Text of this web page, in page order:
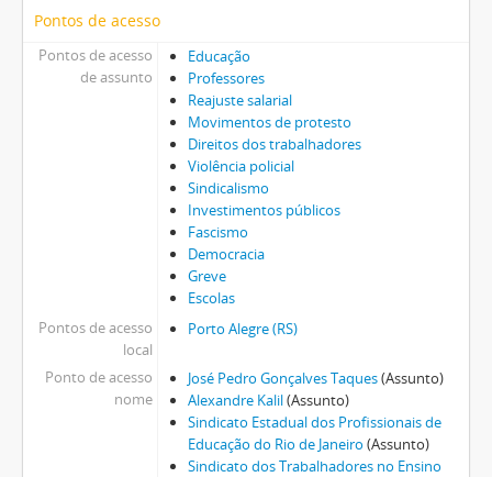
Pontos de acesso
Pontos de acesso
de assunto
Educação
Professores
Reajuste salarial
Movimentos de protesto
Direitos dos trabalhadores
Violência policial
Sindicalismo
Investimentos públicos
Fascismo
Democracia
Greve
Escolas
Pontos de acesso
local
Porto Alegre (RS)
Ponto de acesso
nome
José Pedro Gonçalves Taques(Assunto)
Alexandre Kalil(Assunto)
Sindicato Estadual dos Profissionais de
Educação do Rio de Janeiro (Assunto)
Sindicato dos Trabalhadores no Ensino